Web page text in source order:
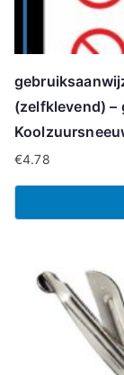
(zelfklevend) –
€4.78